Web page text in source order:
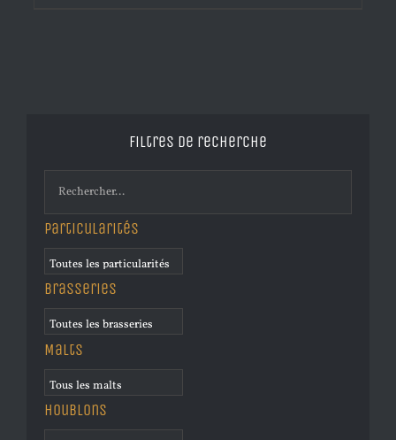
Filtres de recherche
Particularités
Brasseries
Malts
Houblons